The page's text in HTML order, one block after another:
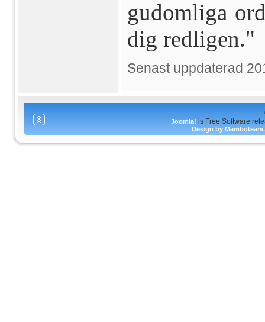
gudomliga
dig redligen."
Senast uppdaterad
Joomla! is Free Software
Design by